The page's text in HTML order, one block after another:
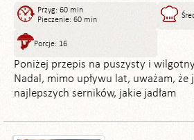
Przyg: 60 min
Pieczenie: 60 min
Porcje: 16
Poniżej przepis na puszysty i
Nadal, mimo upływu lat, uważam, że
najlepszych serników, jakie jadłam